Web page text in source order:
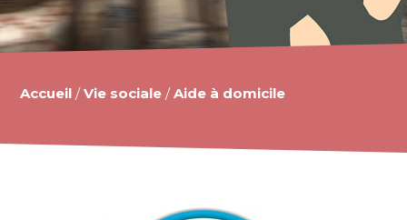
Accueil /Vie sociale /Aide à domicile